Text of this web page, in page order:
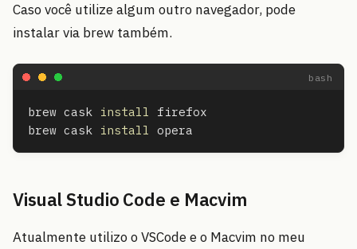
Caso você utilize algum outro navegador, pode
instalar via brew também.
brew cask install firefox
brew cask install
Visual Studio Code e Macvim
Atualmente utilizo o VSCode e o Macvim no meu